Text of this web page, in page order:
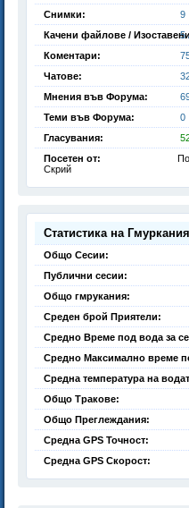
Снимки:
9
Качени файлове /
5
Коментари:
Чатове:
Мнения във Форума:
Теми във Форума:
0
Гласувания:
Посетен от:
Скрий
Статистика на
Общо Сесии:
Публични сесии:
Общо гмрукания:
Среден брой Приятели:
Средно Време под вода за
Средно Максимално време
Средна температура на
Общо Тракове:
Общо Преглеждания:
Средна GPS Точност:
Средна GPS Скорост: